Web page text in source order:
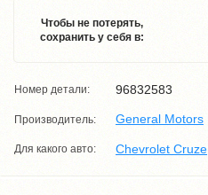
Чтобы не потерять,
сохранить у себя в:
Номер детали: 96832583
Производитель: General Motors
Для какого авто: Chevrolet Cruze